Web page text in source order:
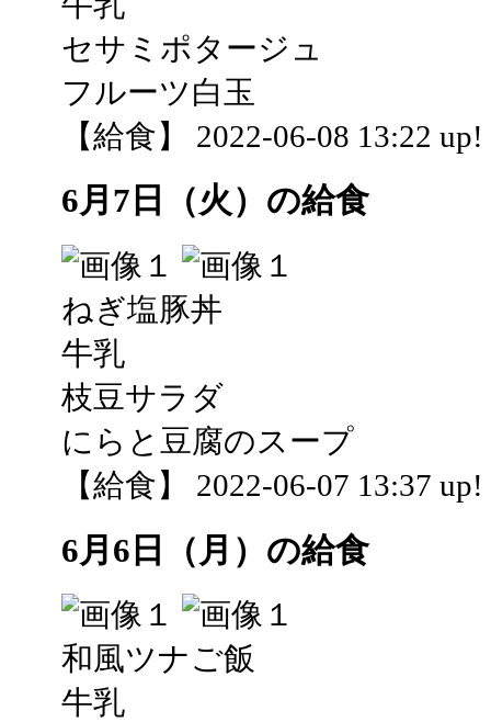
セサミポタージュ
フルーツ白玉
【給食】 2022-06-08 13:22 up!
6月7日（火）の給食
ねぎ塩豚丼
牛乳
枝豆サラダ
にらと豆腐のスープ
【給食】 2022-06-07 13:37 up!
6月6日（月）の給食
和風ツナご飯
牛乳